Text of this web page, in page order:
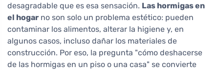
desagradable que es esa sensación. Las hormigas en
el hogar no son solo un problema estético: pueden
contaminar los alimentos, alterar la higiene y, en
algunos casos, incluso dañar los materiales de
construcción. Por eso, la pregunta "cómo deshacerse
de las hormigas en un piso o una casa" se convierte